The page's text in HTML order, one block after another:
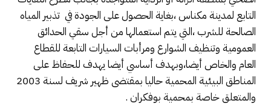
التابع لمدينة مكناس ،بغاية الحصول على الجودة في تذبير المياه
الصالحة للشرب ،التي يتم استعمالها من أجل سقي الحدائق
العمومية وتنظيف الشوارع ومرأبات السيارات التابعة للقطاع
العام والخاص أيضا،وبهدف أساسي أيضا يهدف للحفاظ على
المناطق البيئية المحمية حاليا بمقتضى ظهير شريف لسنة 2003
والمتعلق خاصة بمحمية بوفكران .